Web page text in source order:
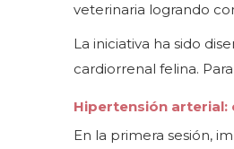
veterinaria logrando
La iniciativa ha sido
cardiorrenal felina.
Hipertensión arterial:
En la primera sesión,